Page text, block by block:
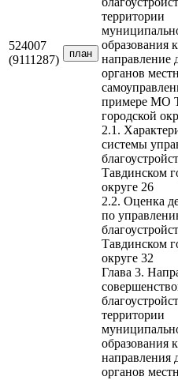
524007
(9111287)
план
территории
образования
направление
органов
примере МО
городской
2.1.
системы
Тавдинском
округе 26
2.2. Оценка
по
Тавдинском
округе 32
Глава 3.
территории
образования
направления
органов